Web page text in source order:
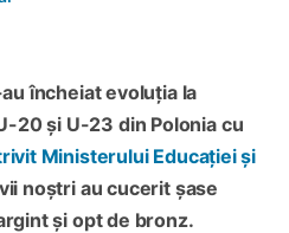
încheiat evoluția la
20 și U-23 din Polonia cu
Ministerului Educației și
noștri au cucerit șase
și opt de bronz.